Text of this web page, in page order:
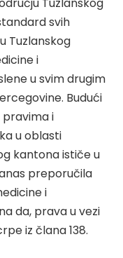
svih
Tuzlanskog
i
u svim drugim
Budući
pravima i
u oblasti
kantona ističe u
preporučila
i
da, prava u vezi
iz člana 138.